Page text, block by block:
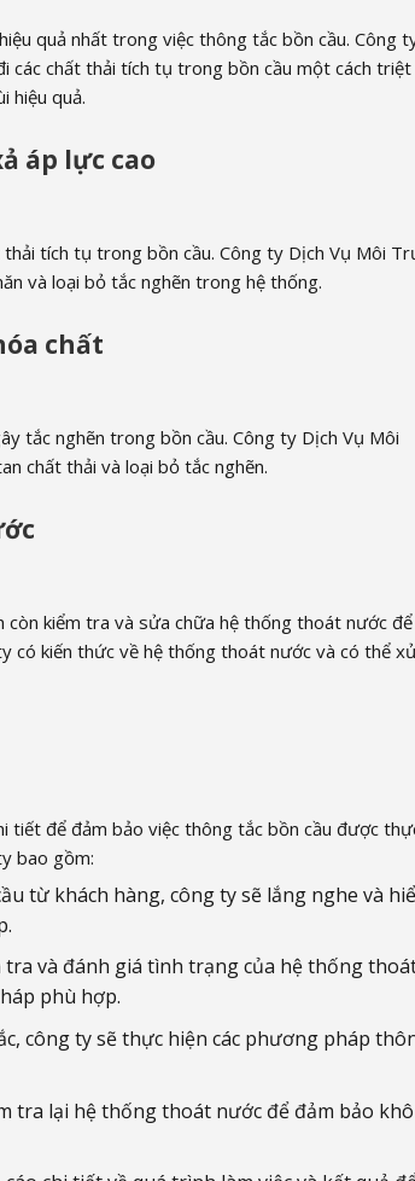
quả nhất trong việc thông tắc bồn cầu. Công
các chất thải tích tụ trong bồn cầu một cách triệt
hiệu quả.
áp lực cao
tích tụ trong bồn cầu. Công ty Dịch Vụ Môi
và loại bỏ tắc nghẽn trong hệ thống.
chất
tắc nghẽn trong bồn cầu. Công ty Dịch Vụ Môi
chất thải và loại bỏ tắc nghẽn.
kiểm tra và sửa chữa hệ thống thoát nước
có kiến thức về hệ thống thoát nước và có thể
tiết để đảm bảo việc thông tắc bồn cầu được
bao gồm:
từ khách hàng, công ty sẽ lắng nghe và
tra và đánh giá tình trạng của hệ thống
phù hợp.
công ty sẽ thực hiện các phương pháp
tra lại hệ thống thoát nước để đảm bảo